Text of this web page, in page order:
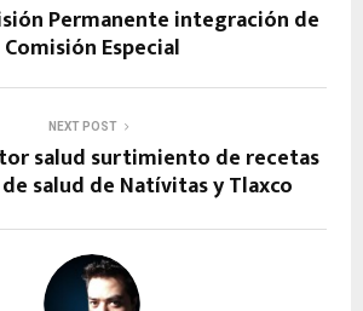
Permanente integración de
Comisión Especial
NEXT POST
salud surtimiento de recetas
salud de Natívitas y Tlaxco